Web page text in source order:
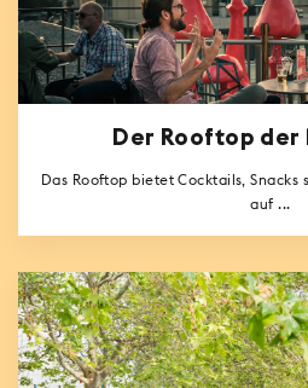
Der Rooftop der
Das Rooftop bietet Cocktails,
auf ...